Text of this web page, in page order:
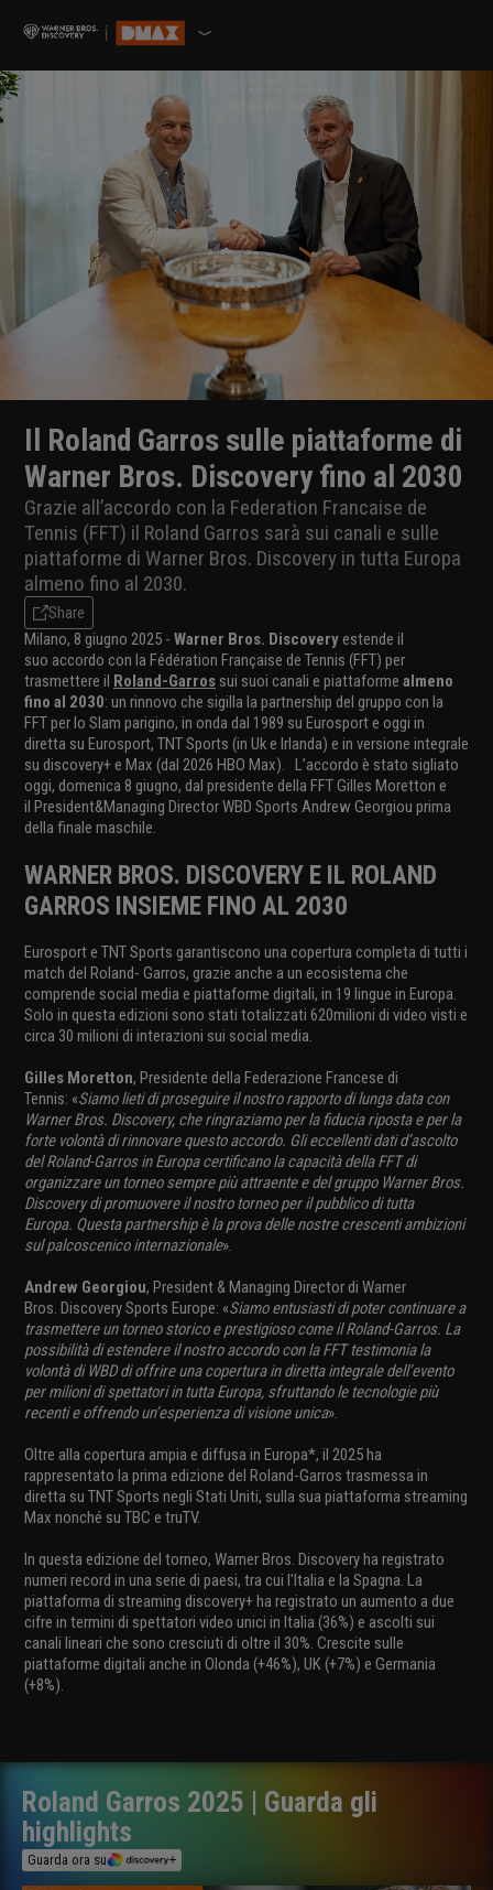
Il Roland Garros sulle piattaforme di
Warner Bros. Discovery fino al 2030
Grazie all’accordo con la Federation Francaise de
Tennis (FFT) il Roland Garros sarà sui canali e sulle
piattaforme di Warner Bros. Discovery in tutta Europa
almeno fino al 2030.
Share
Milano, 8 giugno 2025 - Warner Bros. Discoveryestende il
suo accordo con la Fédération Française de Tennis (FFT) per
trasmettere il Roland-Garros sui suoi canali e piattaforme almeno
fino al 2030: un rinnovo che sigilla la partnership del gruppo con la
FFT per lo Slam parigino, in onda dal 1989 su Eurosport e oggi in
diretta su Eurosport, TNT Sports (in Uk e Irlanda) e in versione integrale
su discovery+ e Max (dal 2026 HBO Max). L’accordo è stato sigliato
oggi, domenica 8 giugno, dal presidente della FFT Gilles Moretton e
il President&Managing Director WBD Sports Andrew Georgiou prima
della finale maschile.
WARNER BROS. DISCOVERY E IL ROLAND
GARROS INSIEME FINO AL 2030
Eurosport e TNT Sports garantiscono una copertura completa di tutti i
match del Roland- Garros, grazie anche a un ecosistema che
comprende social media e piattaforme digitali, in 19 lingue in Europa.
Solo in questa edizioni sono stati totalizzati 620milioni di video visti e
circa 30 milioni di interazioni sui social media.
Gilles Moretton, Presidente della Federazione Francese di
Tennis: «Siamo lieti di proseguire il nostro rapporto di lunga data con
Warner Bros. Discovery, che ringraziamo per la fiducia riposta e per la
forte volontà di rinnovare questo accordo. Gli eccellenti dati d’ascolto
del Roland-Garros in Europa certificano la capacità della FFT di
organizzare un torneo sempre più attraente e del gruppo Warner Bros.
Discovery di promuovere il nostro torneo per il pubblico di tutta
Europa. Questa partnership è la prova delle nostre crescenti ambizioni
sul palcoscenico internazionale».
Andrew Georgiou, President & Managing Director di Warner
Bros. Discovery Sports Europe: «Siamo entusiasti di poter continuare a
trasmettere un torneo storico e prestigioso come il Roland-Garros. La
possibilità di estendere il nostro accordo con la FFT testimonia la
volontà di WBD di offrire una copertura in diretta integrale dell’evento
per milioni di spettatori in tutta Europa, sfruttando le tecnologie più
recenti e offrendo un’esperienza di visione unica».
Oltre alla copertura ampia e diffusa in Europa*, il 2025 ha
rappresentato la prima edizione del Roland-Garros trasmessa in
diretta su TNT Sports negli Stati Uniti, sulla sua piattaforma streaming
Max nonché su TBC e truTV.
In questa edizione del torneo, Warner Bros. Discovery ha registrato
numeri record in una serie di paesi, tra cui l'Italia e la Spagna. La
piattaforma di streaming discovery+ ha registrato un aumento a due
cifre in termini di spettatori video unici in Italia (36%) e ascolti sui
canali lineari che sono cresciuti di oltre il 30%. Crescite sulle
piattaforme digitali anche in Olonda (+46%), UK (+7%) e Germania
(+8%).
Roland Garros 2025 | Guarda gli
highlights
Guarda ora su